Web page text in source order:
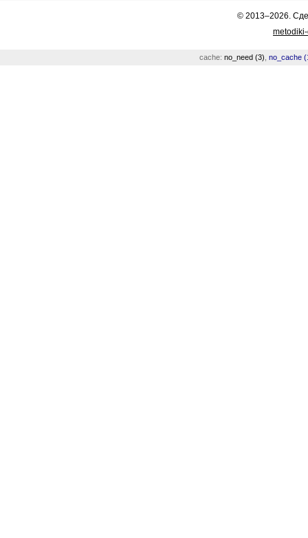
© 2013–2026.
cache: no_need (3) no_cache